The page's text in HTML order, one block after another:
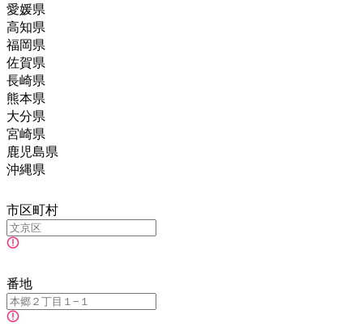
愛媛県
高知県
福岡県
佐賀県
長崎県
熊本県
大分県
宮崎県
鹿児島県
沖縄県
市区町村
番地